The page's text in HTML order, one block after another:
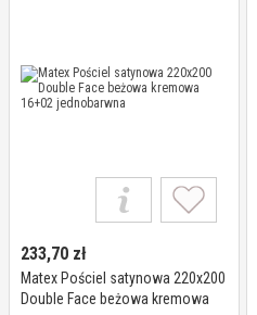
233,70 zł
Matex Pościel satynowa 220x200
Double Face beżowa kremowa